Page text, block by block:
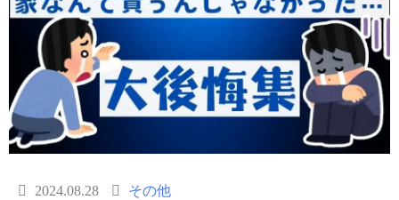
基準地価
2024.08.28 その他